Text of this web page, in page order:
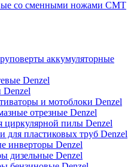
со сменными ножами CMT
аккумуляторные
Denzel
Denzel
и мотоблоки Denzel
отрезные Denzel
циркулярной пилы Denzel
для пластиковых труб Denzel
инверторы Denzel
дизельные Denzel